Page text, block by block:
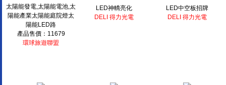
太陽能發電,太陽能電池,太
陽能產業太陽能庭院燈太
陽能LED路
產品售價：11679
環球旅遊聯盟
LED神轎亮化
DELI 得力光電
LED中空板招牌
DELI 得力光電